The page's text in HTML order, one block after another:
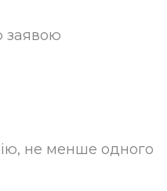
заявою
не менше одного